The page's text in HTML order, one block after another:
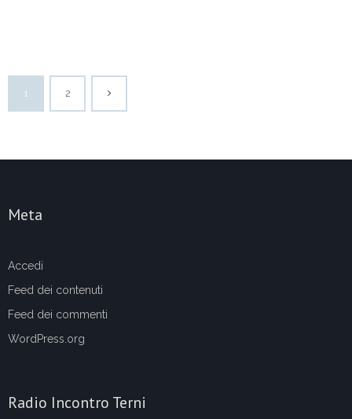
1 2
Meta
Accedi
Feed dei contenuti
Feed dei commenti
WordPress.org
Radio Incontro Terni